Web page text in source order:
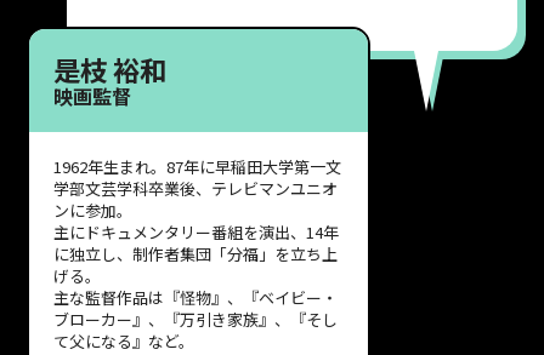
是枝 裕和
映画監督
1962年生まれ。87年に早稲田大学第一文
学部文芸学科卒業後、テレビマンユニオ
ンに参加。
主にドキュメンタリー番組を演出、14年
に独立し、制作者集団「分福」を立ち上
げる。
主な監督作品は『怪物』、『ベイビー・
ブローカー』、『万引き家族』、『そし
て父になる』など。